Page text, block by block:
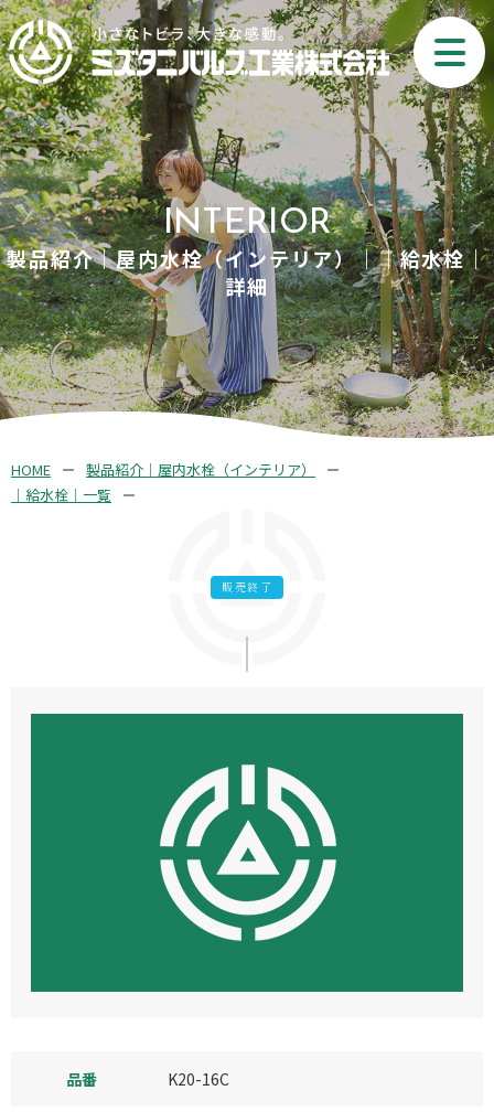
INTERIOR
製品紹介｜屋内水栓（インテリア）｜｜給水栓｜
詳細
HOME
製品紹介｜屋内水栓（インテリア）
｜給水栓｜一覧
販売終了
品番 K20-16C